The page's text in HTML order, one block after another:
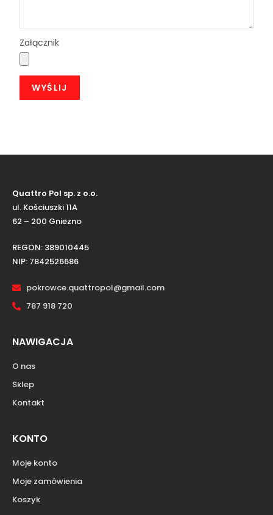
Załącznik
WYŚLIJ
Quattro Pol sp. z o.o.
ul. Kościuszki 11A
62 – 200 Gniezno
REGON: 389010445
NIP: 7842526686
pokrowce.quattropol@gmail.com
787 918 720
NAWIGACJA
O nas
Sklep
Kontakt
KONTO
Moje konto
Moje zamówienia
Koszyk